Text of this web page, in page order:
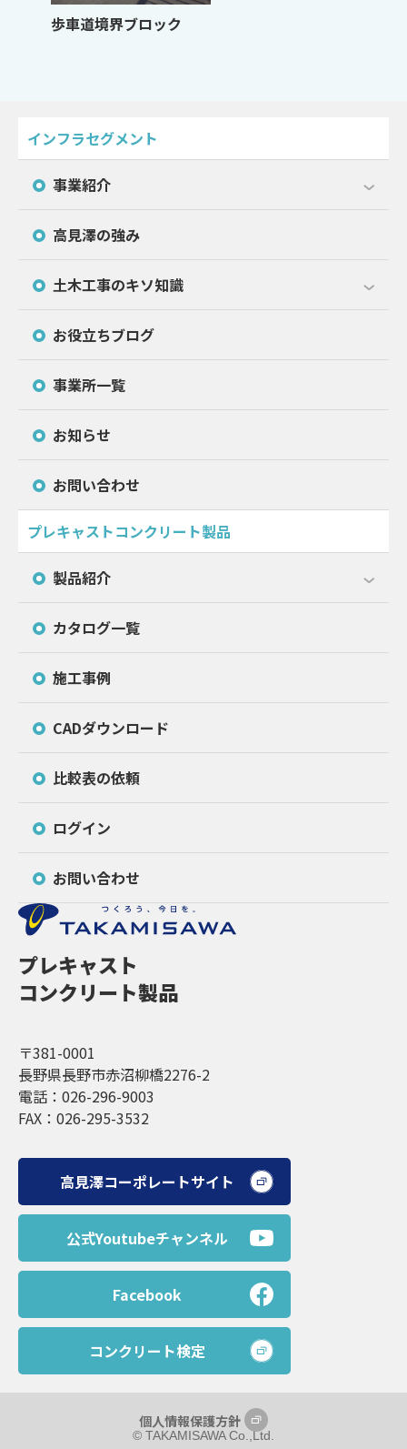
歩車道境界ブロック
プレキャスト
コンクリート製品
〒381-0001
長野県長野市赤沼柳橋2276-2
電話：026-296-9003
FAX：026-295-3532
高見澤コーポレートサイト
公式Youtubeチャンネル
Facebook
コンクリート検定
インフラセグメント
事業紹介
高見澤の強み
土木工事のキソ知識
お役立ちブログ
事業所一覧
お知らせ
お問い合わせ
プレキャストコンクリート製品
製品紹介
カタログ一覧
施工事例
CADダウンロード
比較表の依頼
ログイン
お問い合わせ
個人情報保護方針
©︎ TAKAMISAWA Co.,Ltd.